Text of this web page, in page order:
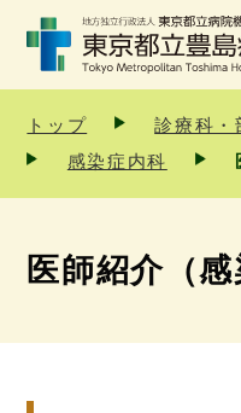
トップ 診療科・
感染症内科
医師紹介（感